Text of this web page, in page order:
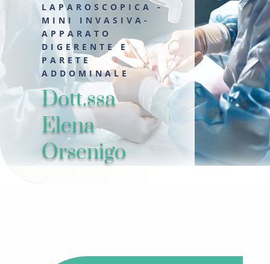
LAPAROSCOPICA -
MINI INVASIVA-
APPARATO
DIGERENTE E
PARETE
ADDOMINALE
Dott.ssa
Elena
Orsenigo